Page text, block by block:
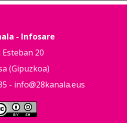
- Infosare
Esteban 20
(Gipuzkoa)
- info@28kanala.eus